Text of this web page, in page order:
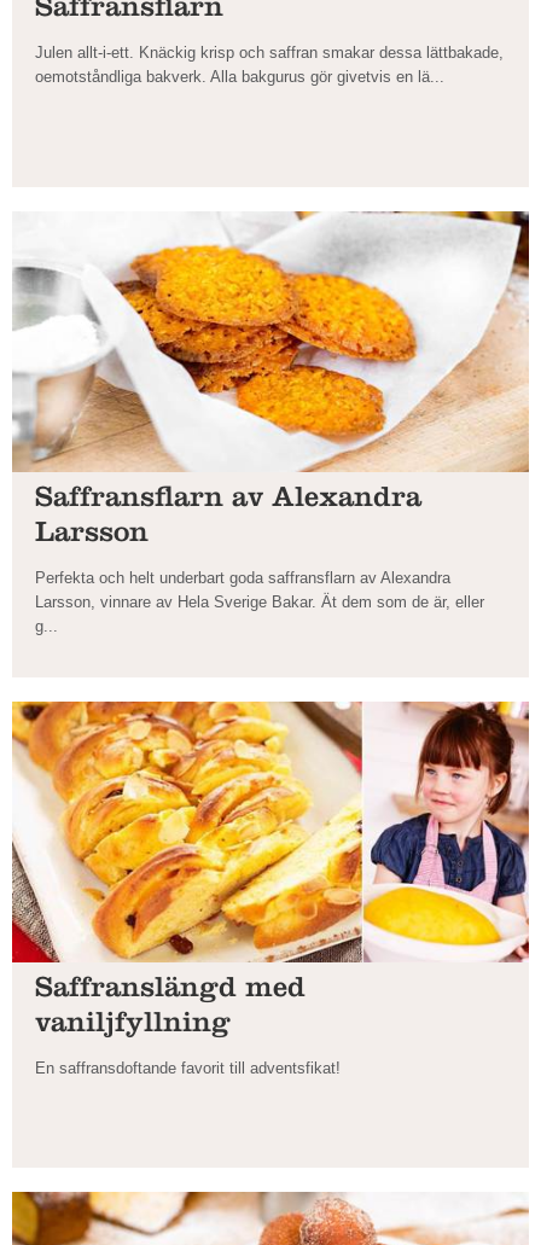
Saffransflarn
Julen allt-i-ett. Knäckig krisp och saffran smakar dessa lättbakade,
oemotståndliga bakverk. Alla bakgurus gör givetvis en lä...
Saffransflarn av Alexandra
Larsson
Perfekta och helt underbart goda saffransflarn av Alexandra
Larsson, vinnare av Hela Sverige Bakar. Ät dem som de är, eller
g...
Saffranslängd med
vaniljfyllning
En saffransdoftande favorit till adventsfikat!